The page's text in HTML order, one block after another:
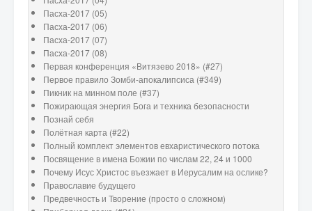
Пасха-2017 (05)
Пасха-2017 (06)
Пасха-2017 (07)
Пасха-2017 (08)
Первая конференция «Витязево 2018» (#27)
Первое правило Зомби-апокалипсиса (#349)
Пикник на минном поле (#37)
Пожирающая энергия Бога и техника безопасности
Познай себя
Полётная карта (#22)
Полный комплект элементов евхаристического потока
Посвящение в имена Божии по числам 22, 24 и 1000
Почему Исус Христос въезжает в Иерусалим на ослике?
Православие будущего
Предвечность и Творение (просто о сложном)